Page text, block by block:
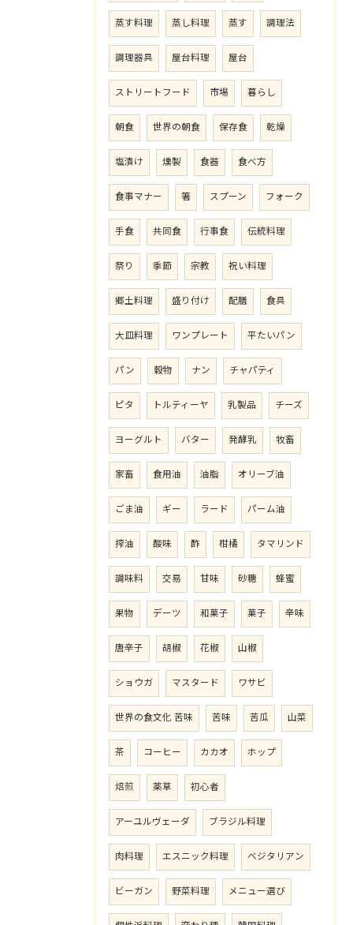
蒸す料理 蒸し料理 蒸す 調理法
調理器具 屋台料理 屋台
ストリートフード 市場 暮らし
朝食 世界の朝食 保存食 乾燥
塩漬け 燻製 食器 食べ方
食事マナー 箸 スプーン フォーク
手食 共同食 行事食 伝統料理
祭り 季節 宗教 祝い料理
郷土料理 盛り付け 配膳 食具
大皿料理 ワンプレート 平たいパン
パン 穀物 ナン チャパティ
ピタ トルティーヤ 乳製品 チーズ
ヨーグルト バター 発酵乳 牧畜
家畜 食用油 油脂 オリーブ油
ごま油 ギー ラード パーム油
搾油 酸味 酢 柑橘 タマリンド
調味料 交易 甘味 砂糖 蜂蜜
果物 デーツ 和菓子 菓子 辛味
唐辛子 胡椒 花椒 山椒
ショウガ マスタード ワサビ
世界の食文化 苦味 苦味 苦瓜 山菜
茶 コーヒー カカオ ホップ
焙煎 薬草 初心者
アーユルヴェーダ ブラジル料理
肉料理 エスニック料理 ベジタリアン
ビーガン 野菜料理 メニュー選び